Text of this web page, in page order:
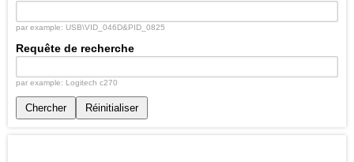
par example: USB\VID_046D&PID_0825
Requête de recherche
par example: Logitech c270
Chercher Réinitialiser